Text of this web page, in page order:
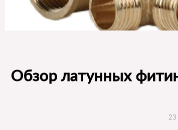
Обзор латунных
23